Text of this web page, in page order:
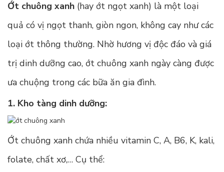
Ớt chuông xanh (hay ớt ngọt xanh) là một loại
quả có vị ngọt thanh, giòn ngon, không cay như các
loại ớt thông thường. Nhờ hương vị độc đáo và giá
trị dinh dưỡng cao, ớt chuông xanh ngày càng được
ưa chuộng trong các bữa ăn gia đình.
1. Kho tàng dinh dưỡng:
Ớt chuông xanh chứa nhiều vitamin C, A, B6, K, kali,
folate, chất xơ,… Cụ thể: